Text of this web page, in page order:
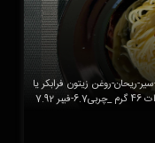
ریحان-روغن زیتون فرابکر یا